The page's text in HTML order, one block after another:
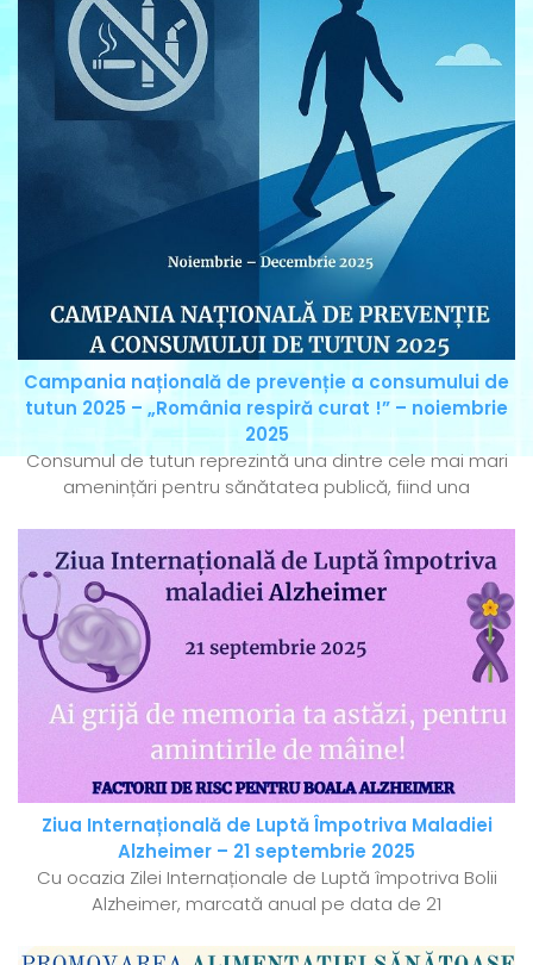
Campania națională de prevenție a consumului de
tutun 2025 – „România respiră curat !” – noiembrie
2025
Consumul de tutun reprezintă una dintre cele mai mari
amenințări pentru sănătatea publică, fiind una
Ziua Internațională de Luptă Împotriva Maladiei
Alzheimer – 21 septembrie 2025
Cu ocazia Zilei Internaționale de Luptă împotriva Bolii
Alzheimer, marcată anual pe data de 21